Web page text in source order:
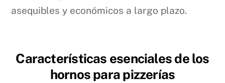
asequibles y económicos a largo plazo.
Características esenciales de los
hornos para pizzerías